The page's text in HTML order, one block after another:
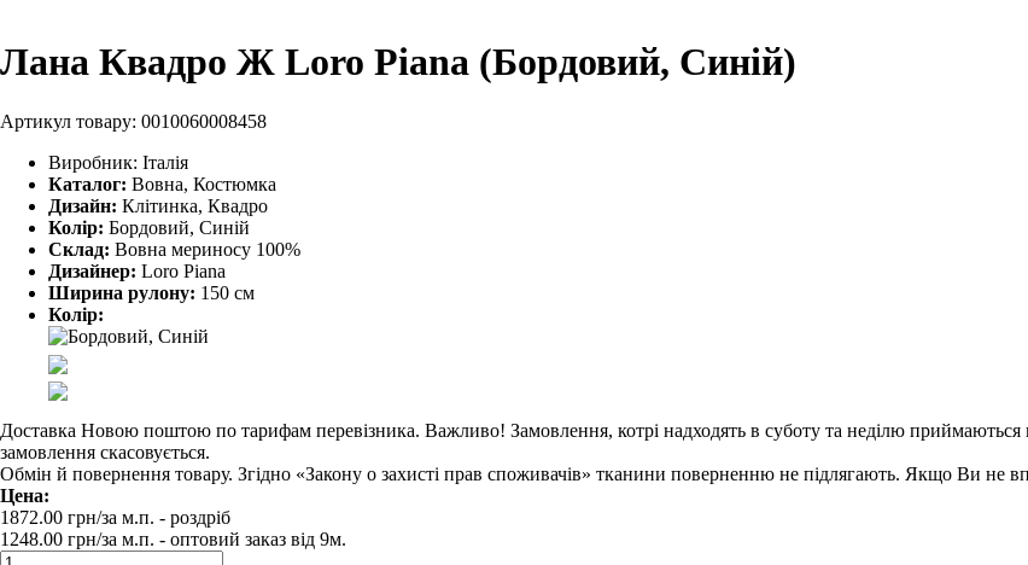
Лана Квадро Ж Loro Piana (Бордовий, Синій)
Артикул товару: 0010060008458
Виробник: Італія
Каталог: Вовна, Костюмка
Дизайн: Клітинка, Квадро
Колір: Бордовий, Синій
Склад: Вовна мериносу 100%
Дизайнер: Loro Piana
Ширина рулону: 150 см
Колір:
Доставка Новою поштою по тарифам перевізника. Важливо! Замовлення, котрі надходять в суботу та неділю приймаються
замовлення скасовується.
Обмін й повернення товару. Згідно «Закону о захисті прав споживачів» тканини поверненню не підлягають. Якщо Ви не
Цена:
1872.00 грн/за м.п. - роздрiб
1248.00 грн/за м.п. - оптовий заказ вiд 9м.